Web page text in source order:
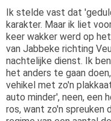
Ik stelde vast dat
karakter. Maar ik liet
keer wakker werd op
van Jabbeke richting
nachtelijke dienst. Ik
het anders te gaan
vehikel met zo'n
auto minder', neen, een
ros, want zo'n spreuken